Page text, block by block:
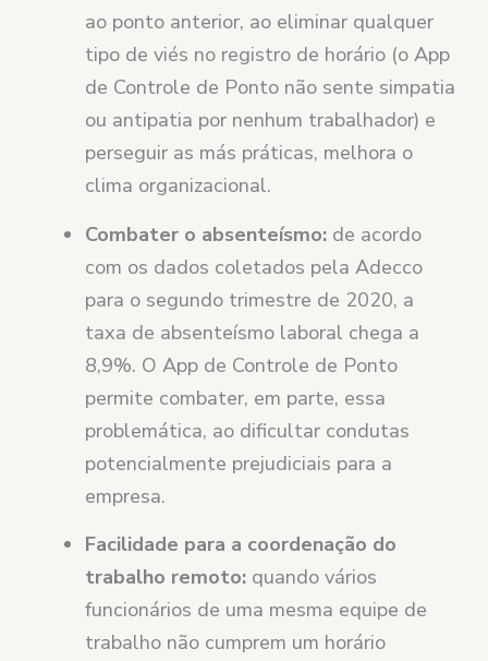
ao ponto anterior, ao eliminar qualquer
tipo de viés no registro de horário (o App
de Controle de Ponto não sente simpatia
ou antipatia por nenhum trabalhador) e
perseguir as más práticas, melhora o
clima organizacional.
Combater o absenteísmo: de acordo
com os dados coletados pela Adecco
para o segundo trimestre de 2020, a
taxa de absenteísmo laboral chega a
8,9%. O App de Controle de Ponto
permite combater, em parte, essa
problemática, ao dificultar condutas
potencialmente prejudiciais para a
empresa.
Facilidade para a coordenação do
trabalho remoto: quando vários
funcionários de uma mesma equipe de
trabalho não cumprem um horário